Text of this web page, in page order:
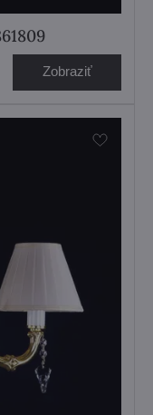
Zobraziť